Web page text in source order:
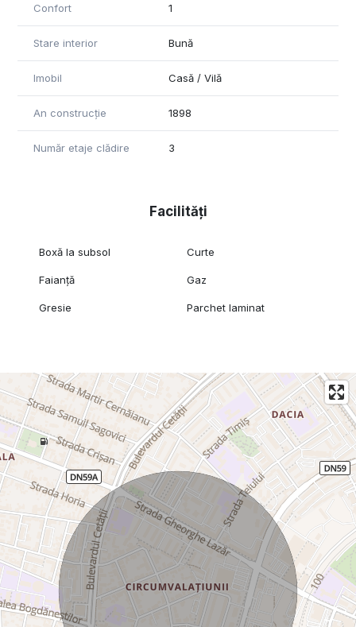
Confort 1
Stare interior Bună
Imobil Casă / Vilă
An construcție 1898
Număr etaje clădire 3
Facilități
Boxă la subsol Curte
Faianță Gaz
Gresie Parchet laminat